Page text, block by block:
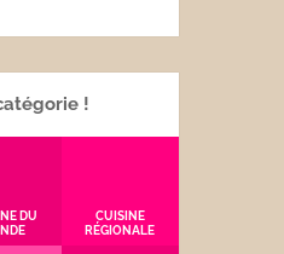
!
DU
CUISINE
RÉGIONALE